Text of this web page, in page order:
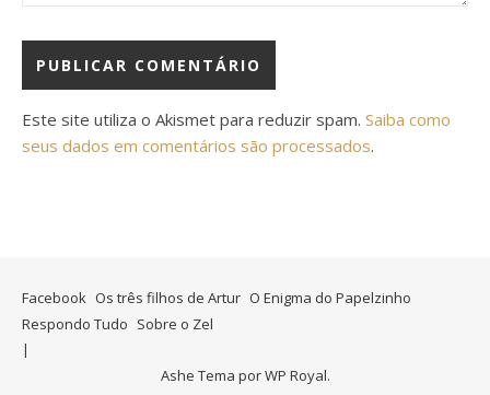
Este site utiliza o Akismet para reduzir spam. Saiba como
seus dados em comentários são processados.
Facebook Os três filhos de Artur O Enigma do Papelzinho
Respondo Tudo Sobre o Zel
Ashe Tema porWP Royal.